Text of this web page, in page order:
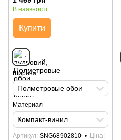
В наявності
Купити
Ширина
Полметровые обои
Материал
Компакт-винил
Артикул SNG68902810
Ціна